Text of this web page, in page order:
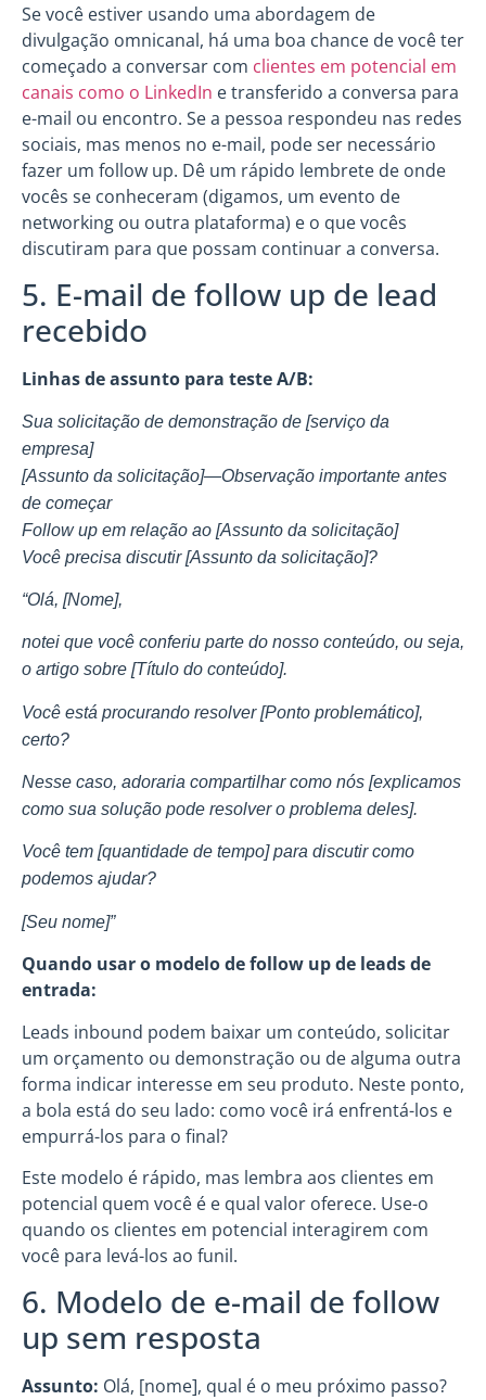
Se você estiver usando uma abordagem de
divulgação omnicanal, há uma boa chance de você ter
começado a conversar com clientes em potencial em
canais como o LinkedIn e transferido a conversa para
e-mail ou encontro. Se a pessoa respondeu nas redes
sociais, mas menos no e-mail, pode ser necessário
fazer um follow up. Dê um rápido lembrete de onde
vocês se conheceram (digamos, um evento de
networking ou outra plataforma) e o que vocês
discutiram para que possam continuar a conversa.
5. E-mail de follow up de lead
recebido
Linhas de assunto para teste A/B:
Sua solicitação de demonstração de [serviço da
empresa]
[Assunto da solicitação]—Observação importante antes
de começar
Follow up em relação ao [Assunto da solicitação]
Você precisa discutir [Assunto da solicitação]?
“Olá, [Nome],
notei que você conferiu parte do nosso conteúdo, ou seja,
o artigo sobre [Título do conteúdo].
Você está procurando resolver [Ponto problemático],
certo?
Nesse caso, adoraria compartilhar como nós [explicamos
como sua solução pode resolver o problema deles].
Você tem [quantidade de tempo] para discutir como
podemos ajudar?
[Seu nome]”
Quando usar o modelo de follow up de leads de
entrada:
Leads inbound podem baixar um conteúdo, solicitar
um orçamento ou demonstração ou de alguma outra
forma indicar interesse em seu produto. Neste ponto,
a bola está do seu lado: como você irá enfrentá-los e
empurrá-los para o final?
Este modelo é rápido, mas lembra aos clientes em
potencial quem você é e qual valor oferece. Use-o
quando os clientes em potencial interagirem com
você para levá-los ao funil.
6. Modelo de e-mail de follow
up sem resposta
Assunto: Olá, [nome], qual é o meu próximo passo?